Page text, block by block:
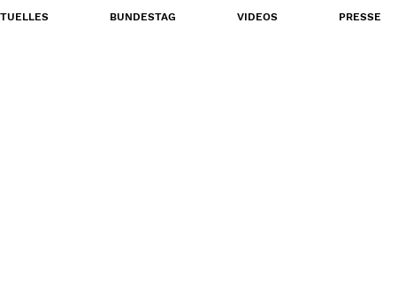
BUNDESTAG VIDEOS PRESSE